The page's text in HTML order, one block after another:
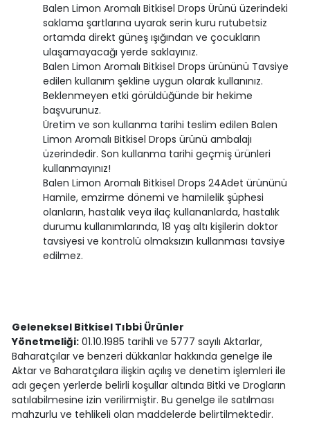
Balen Limon Aromalı Bitkisel Drops Ürünü üzerindeki
saklama şartlarına uyarak serin kuru rutubetsiz
ortamda direkt güneş ışığından ve çocukların
ulaşamayacağı yerde saklayınız.
Balen Limon Aromalı Bitkisel Drops ürününü Tavsiye
edilen kullanım şekline uygun olarak kullanınız.
Beklenmeyen etki görüldüğünde bir hekime
başvurunuz.
Üretim ve son kullanma tarihi teslim edilen Balen
Limon Aromalı Bitkisel Drops ürünü ambalajı
üzerindedir. Son kullanma tarihi geçmiş ürünleri
kullanmayınız!
Balen Limon Aromalı Bitkisel Drops 24Adet ürününü
Hamile, emzirme dönemi ve hamilelik şüphesi
olanların, hastalık veya ilaç kullananlarda, hastalık
durumu kullanımlarında, 18 yaş altı kişilerin doktor
tavsiyesi ve kontrolü olmaksızın kullanması tavsiye
edilmez.
Geleneksel Bitkisel Tıbbi Ürünler
Yönetmeliği:01.10.1985 tarihli ve 5777 sayılı Aktarlar,
Baharatçılar ve benzeri dükkanlar hakkında genelge ile
Aktar ve Baharatçılara ilişkin açılış ve denetim işlemleri ile
adı geçen yerlerde belirli koşullar altında Bitki ve Drogların
satılabilmesine izin verilirmiştir. Bu genelge ile satılması
mahzurlu ve tehlikeli olan maddelerde belirtilmektedir.